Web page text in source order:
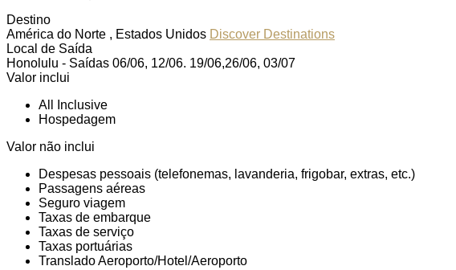
Destino
América do Norte , Estados Unidos Discover Destinations
Local de Saída
Honolulu - Saídas 06/06, 12/06. 19/06,26/06, 03/07
Valor inclui
All Inclusive
Hospedagem
Valor não inclui
Despesas pessoais (telefonemas, lavanderia, frigobar, extras, etc.)
Passagens aéreas
Seguro viagem
Taxas de embarque
Taxas de serviço
Taxas portuárias
Translado Aeroporto/Hotel/Aeroporto